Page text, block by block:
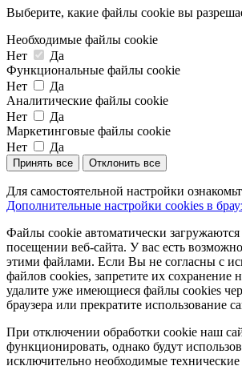
Выберите, какие файлы cookie вы
Необходимые файлы cookie
Нет
Да
Функциональные файлы cookie
Нет
Да
Аналитические файлы cookie
Нет
Да
Маркетинговые файлы cookie
Нет
Да
Принять все Отклонить все
Для самостоятельной настройки
Дополнительные настройки cookies в
Файлы cookie автоматически
посещении веб-сайта. У вас есть
этими файлами. Если Вы не согласны с
файлов cookies, запретите их сохранение
удалите уже имеющиеся файлы cookies
браузера или прекратите использование
При отключении обработки cookie наш
функционировать, однако будут
исключительно необходимые